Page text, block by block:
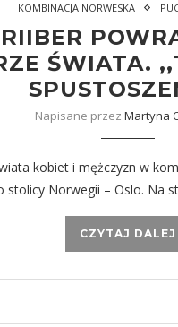
KOMBINACJA NORWESKA
ŚWIATA.
Napisane przez Martyna
kobiet i mężczyzn w
stolicy Norwegii – Oslo. Na
CZYTAJ DALEJ